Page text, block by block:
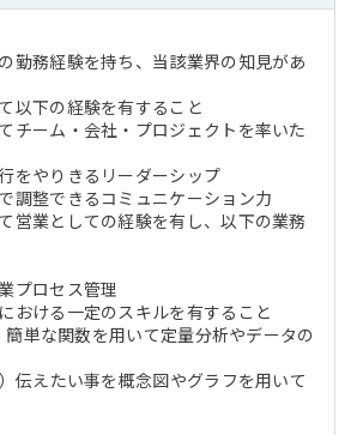
勤務経験を持ち、当該業界の知見があ
以下の経験を有すること
チーム・会社・プロジェクトを率いた
をやりきるリーダーシップ
調整できるコミュニケーション力
営業としての経験を有し、以下の業務
プロセス管理
おける一定のスキルを有すること
簡単な関数を用いて定量分析やデータの
伝えたい事を概念図やグラフを用いて